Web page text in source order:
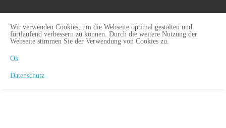
Wir verwenden Cookies, um die Webseite optimal gestalten und
fortlaufend verbessern zu können. Durch die weitere Nutzung der
Webseite stimmen Sie der Verwendung von Cookies zu.
Ok
Datenschutz